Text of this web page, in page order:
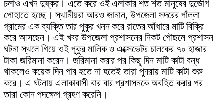
চলাও এখন দুষ্কর। এতে করে ওই এলাকার শত শত মানুষের দুর্ভোগ
পোহাতে হচ্ছে। স্থানীয়রা আরও জানান, উপজেলা সদরের পাঁল্লা
গ্রামের এক ব্যক্তি তার পুকুর খনন করে রাতের আঁধারে মাটি বিক্রি
করে আসছেন। এই খবর উপজেলা প্রশাসনের নিকট পৌছলে প্রশাসন
ঘটনা স্থলে গিয়ে ওই পুকুর মালিক ও এক্সেভেটর চালকের ৭০ হাজার
টাকা জরিমানা করেন। জরিমানা করার পর কিছু দিন মাটি কাটা বন্ধ
থাকলেও কয়েক দিন পার হতে না হতেই তারা পুনরায় মাটি কাটা শুরু
করে। এ ঘটনায় এলাকাবাসী বার বার প্রশাসনকে অবহিত করার পর
তারা কোন পদক্ষেপ গ্রহণ করেনি।